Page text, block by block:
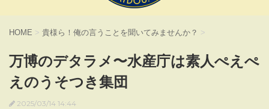
HOME > 貴様ら！俺の言うことを聞いてみませんか？ >
万博のデタラメ〜水産庁は素人ぺえぺ
えのうそつき集団
2025/03/14 14:44